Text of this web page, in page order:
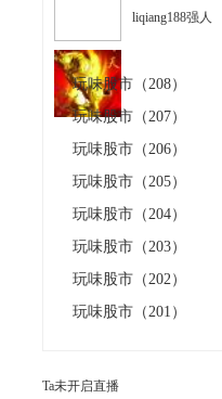
liqiang188强人
玩味股市（208）
玩味股市（207）
玩味股市（206）
玩味股市（205）
玩味股市（204）
玩味股市（203）
玩味股市（202）
玩味股市（201）
Ta未开启直播